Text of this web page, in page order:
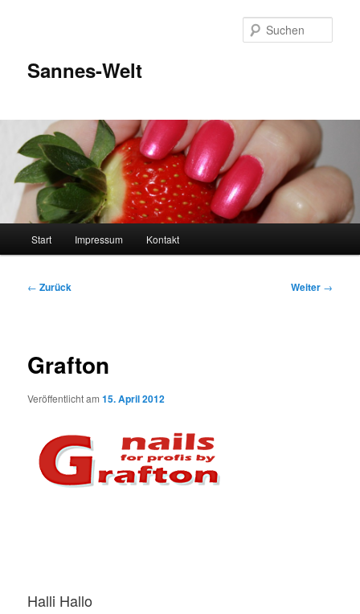
Sannes-Welt
Start Impressum Kontakt
Beitragsnavigation
← Zurück Weiter →
Grafton
Veröffentlicht am15. April 2012
Halli Hallo